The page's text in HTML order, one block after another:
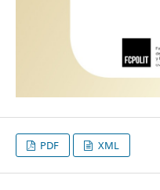
PDF XML